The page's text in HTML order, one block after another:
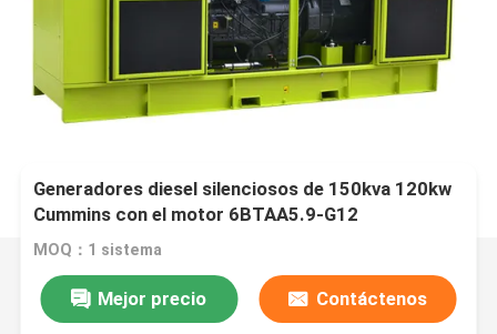
Generadores diesel silenciosos de 150kva 120kw
Cummins con el motor 6BTAA5.9-G12
MOQ：1 sistema
Mejor precio Contáctenos